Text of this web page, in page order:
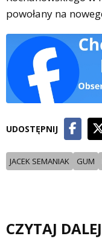
powołany na
UDOSTĘPNIJ
JACEK SEMANIAK GUM
CZYTAJ DALEJ